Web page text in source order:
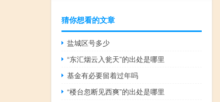
猜你想看的文章
盐城区号多少
“东汇烟云入瓮天”的出处是哪里
基金有必要留着过年吗
“楼台忽断见西爽”的出处是哪里